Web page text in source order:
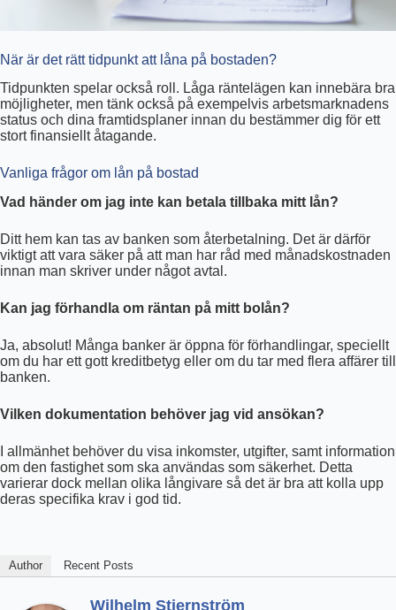
När är det rätt tidpunkt att låna på bostaden?
Tidpunkten spelar också roll. Låga räntelägen kan innebära bra
möjligheter, men tänk också på exempelvis arbetsmarknadens
status och dina framtidsplaner innan du bestämmer dig för ett
stort finansiellt åtagande.
Vanliga frågor om lån på bostad
Vad händer om jag inte kan betala tillbaka mitt lån?
Ditt hem kan tas av banken som återbetalning. Det är därför
viktigt att vara säker på att man har råd med månadskostnaden
innan man skriver under något avtal.
Kan jag förhandla om räntan på mitt bolån?
Ja, absolut! Många banker är öppna för förhandlingar, speciellt
om du har ett gott kreditbetyg eller om du tar med flera affärer till
banken.
Vilken dokumentation behöver jag vid ansökan?
I allmänhet behöver du visa inkomster, utgifter, samt information
om den fastighet som ska användas som säkerhet. Detta
varierar dock mellan olika långivare så det är bra att kolla upp
deras specifika krav i god tid.
Author Recent Posts
Wilhelm Stjernström